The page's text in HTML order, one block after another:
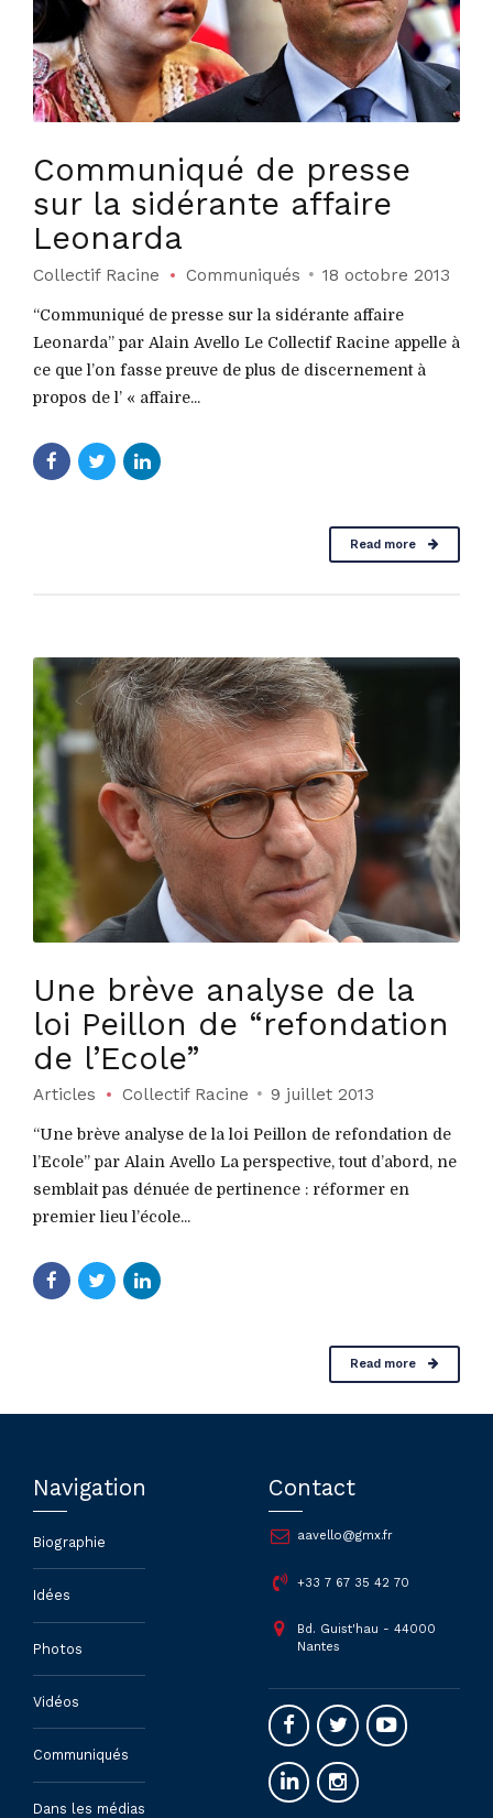
Communiqué de presse
sur la sidérante affaire
Leonarda
Collectif Racine Communiqués 18 octobre 2013
“Communiqué de presse sur la sidérante affaire
Leonarda” par Alain Avello Le Collectif Racine appelle à
ce que l’on fasse preuve de plus de discernement à
propos de l’ « affaire...
Read more
Une brève analyse de la
loi Peillon de “refondation
de l’Ecole”
Articles Collectif Racine 9 juillet 2013
“Une brève analyse de la loi Peillon de refondation de
l’Ecole” par Alain Avello La perspective, tout d’abord, ne
semblait pas dénuée de pertinence : réformer en
premier lieu l’école...
Read more
Navigation
Biographie
Idées
Photos
Vidéos
Communiqués
Dans les médias
Contact
aavello@gmx.fr
+33 7 67 35 42 70
Bd. Guist'hau - 44000
Nantes